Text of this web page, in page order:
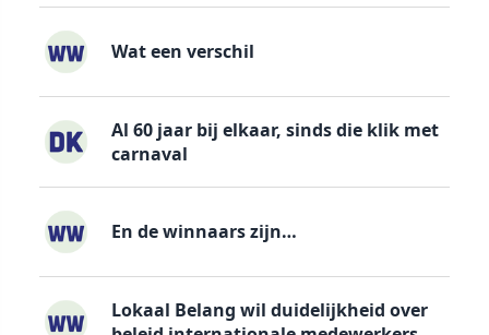
Wat een verschil
Al 60 jaar bij elkaar, sinds die klik met
carnaval
En de winnaars zijn…
Lokaal Belang wil duidelijkheid over